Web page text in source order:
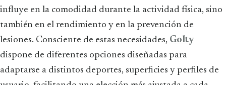
influye en la comodidad durante la actividad física, sino
también en el rendimiento y en la prevención de
lesiones. Consciente de estas necesidades, Golty
dispone de diferentes opciones diseñadas para
adaptarse a distintos deportes, superficies y perfiles de